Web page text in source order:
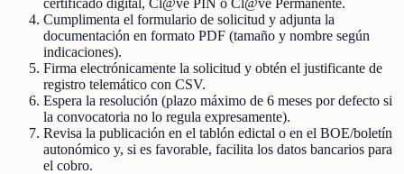
Cumplimenta el formulario de solicitud y adjunta la
documentación en formato PDF (tamaño y nombre según
indicaciones).
Firma electrónicamente la solicitud y obtén el justificante de
registro telemático con CSV.
Espera la resolución (plazo máximo de 6 meses por defecto si
la convocatoria no lo regula expresamente).
Revisa la publicación en el tablón edictal o en el BOE/boletín
autonómico y, si es favorable, facilita los datos bancarios para
el cobro.